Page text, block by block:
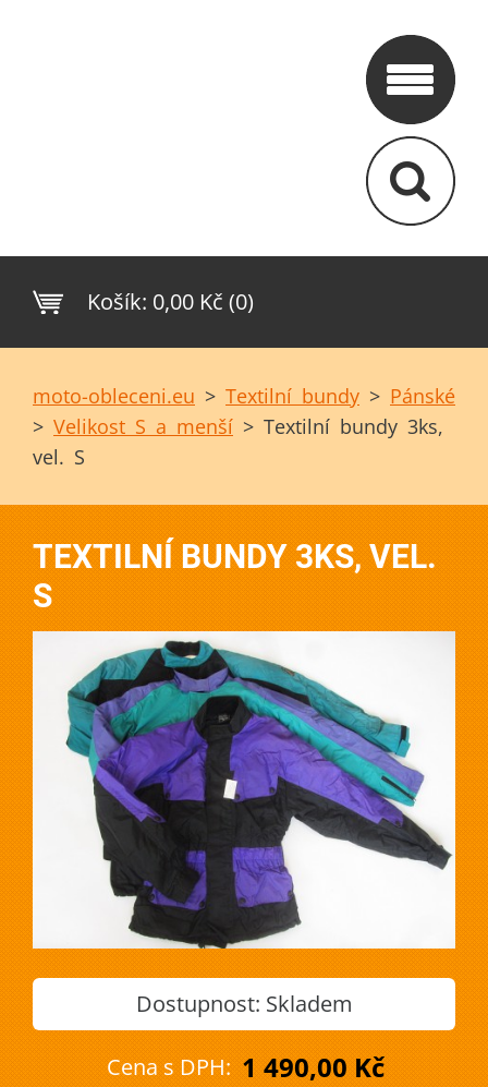
Košík: 0,00 Kč (0)
moto-obleceni.eu > Textilní bundy > Pánské
> Velikost S a menší > Textilní bundy 3ks,
vel. S
TEXTILNÍ BUNDY 3KS, VEL.
S
Dostupnost: Skladem
Cena s DPH: 1 490,00 Kč